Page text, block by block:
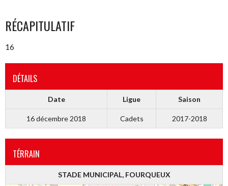
RÉCAPITULATIF
16
DÉTAILS
Date Ligue Saison
16 décembre 2018 Cadets 2017-2018
TÉRRAIN
STADE MUNICIPAL, FOURQUEUX